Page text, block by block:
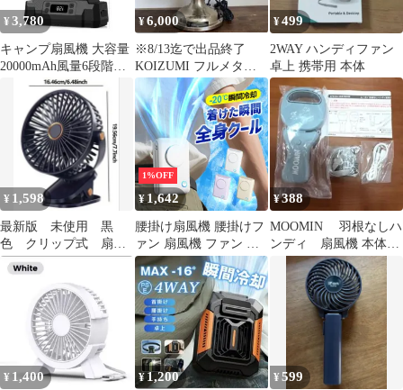
¥ 3,780
キャンプ扇風機 大容量
20000mAh風量6段階調
節 自動首振りリモコン
¥6,000
※8/13迄で出品終了
KOIZUMI フルメタ
ル ミニ 扇風機 アン
ティーク
¥499
2WAY ハンディファン
卓上 携帯用 本体
¥ 1,598
最新版 未使用 黒
色 クリップ式 扇風
機 USB充電 ハンデ
ィファン ベビーカー
1%OFF
¥1,642
腰掛け扇風機 腰掛けフ
ァン 扇風機 ファン ベ
ルトファン 腰掛 腰かけ
携帯扇風機 3段階風量
調節 3000mAh大容量
360°角度調節 クリップ
ファン 6WAY 首掛け扇
風機 卓上 ハンディ 傘
用 軽量 USB充電 コン
パクト 小型 クリップ
¥388
MOOMIN 羽根なしハ
ンディ 扇風機 本体
(箱無し)
¥ 1,400 ¥1,200 ¥599